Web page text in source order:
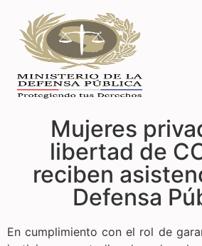
Mujeres
libertad de
reciben
Defensa
En cumplimiento con el rol de